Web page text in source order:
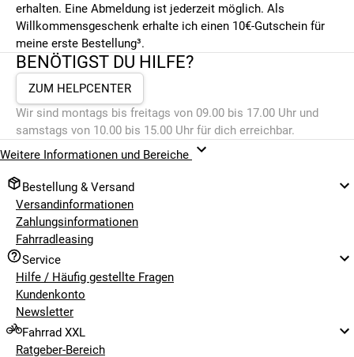
erhalten. Eine Abmeldung ist jederzeit möglich. Als
Willkommensgeschenk erhalte ich einen 10€-Gutschein für
meine erste Bestellung³.
BENÖTIGST DU HILFE?
ZUM HELPCENTER
Wir sind montags bis freitags von 09.00 bis 17.00 Uhr und
samstags von 10.00 bis 15.00 Uhr für dich erreichbar.
Weitere Informationen und Bereiche
Bestellung & Versand
Versandinformationen
Zahlungsinformationen
Fahrradleasing
Service
Hilfe / Häufig gestellte Fragen
Kundenkonto
Newsletter
Fahrrad XXL
Ratgeber-Bereich